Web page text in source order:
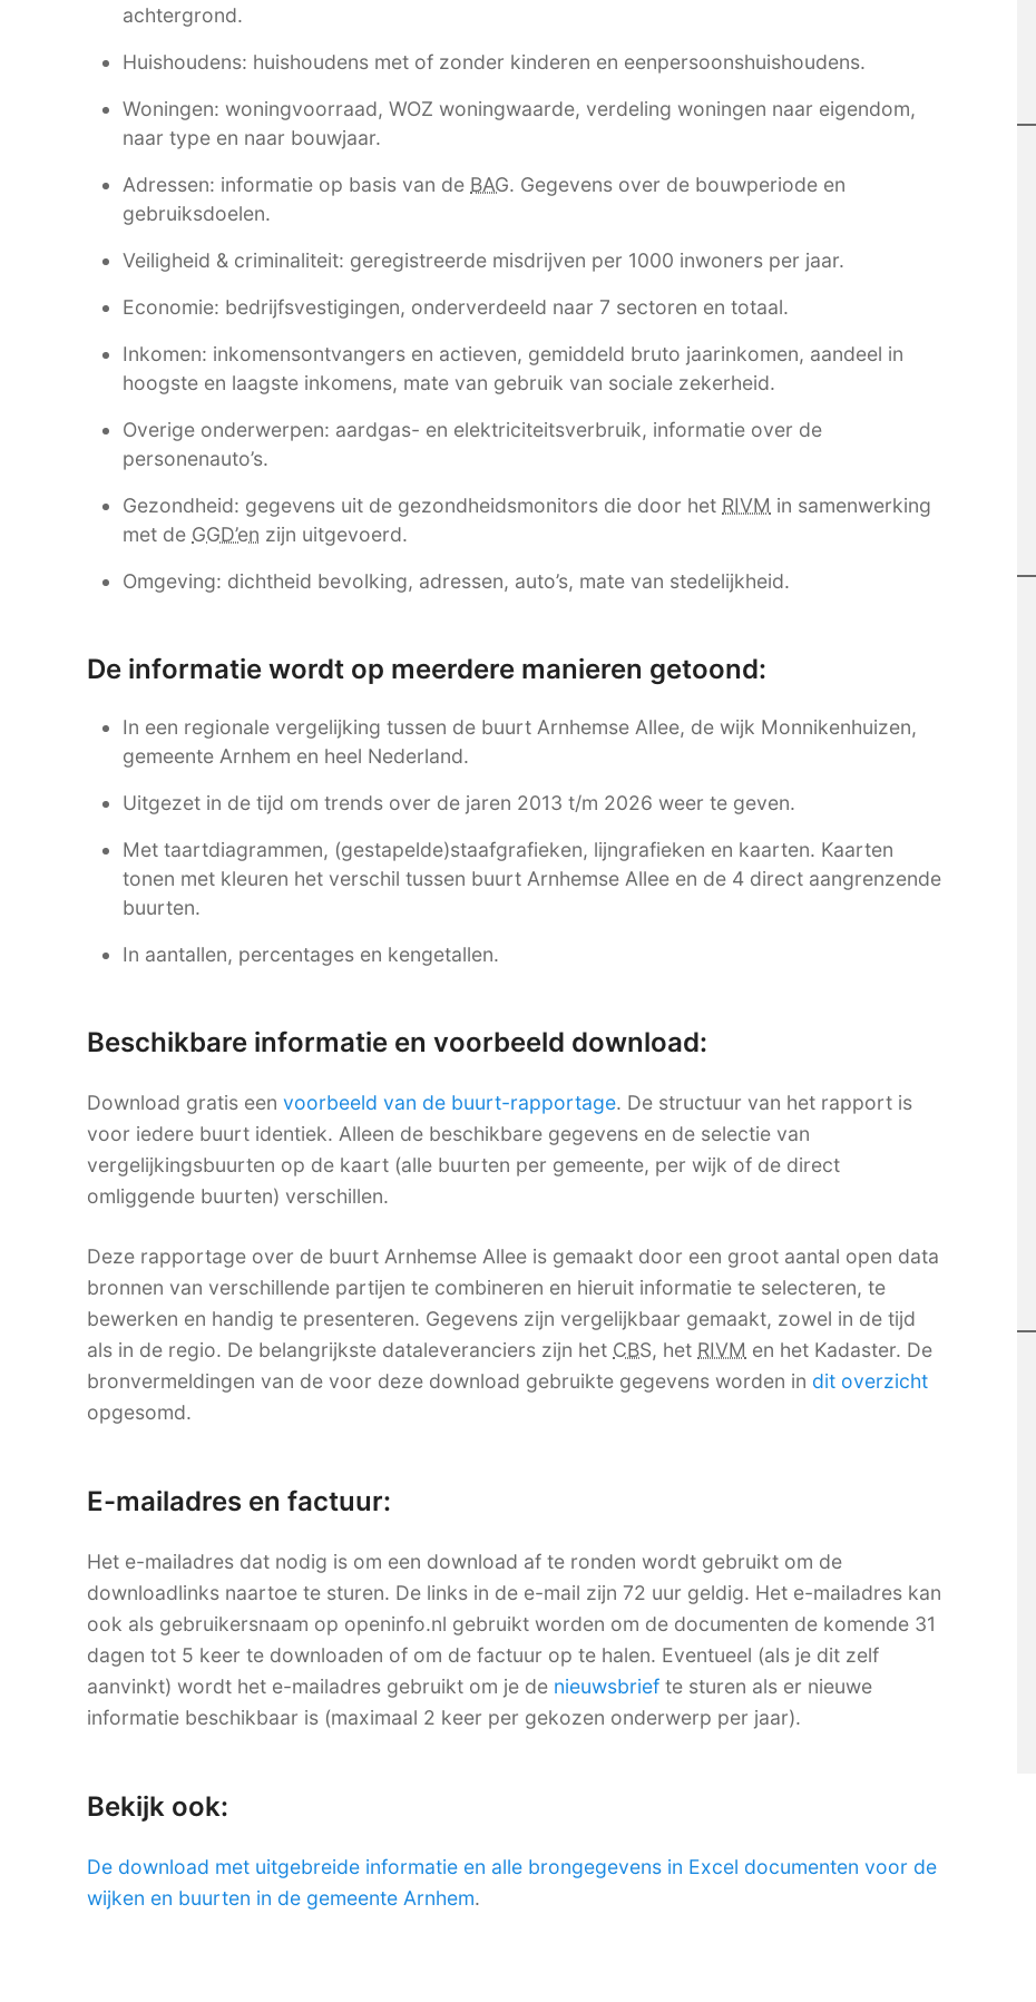
achtergrond.
Huishoudens: huishoudens met of zonder kinderen en eenpersoonshuishoudens.
Woningen: woningvoorraad, WOZ woningwaarde, verdeling woningen naar eigendom,
naar type en naar bouwjaar.
Adressen: informatie op basis van de BAG. Gegevens over de bouwperiode en
gebruiksdoelen.
Veiligheid & criminaliteit: geregistreerde misdrijven per 1000 inwoners per jaar.
Economie: bedrijfsvestigingen, onderverdeeld naar 7 sectoren en totaal.
Inkomen: inkomensontvangers en actieven, gemiddeld bruto jaarinkomen, aandeel in
hoogste en laagste inkomens, mate van gebruik van sociale zekerheid.
Overige onderwerpen: aardgas- en elektriciteitsverbruik, informatie over de
personenauto’s.
Gezondheid: gegevens uit de gezondheidsmonitors die door het RIVM in samenwerking
met de GGD’en zijn uitgevoerd.
Omgeving: dichtheid bevolking, adressen, auto’s, mate van stedelijkheid.
De informatie wordt op meerdere manieren getoond:
In een regionale vergelijking tussen de buurt Arnhemse Allee, de wijk Monnikenhuizen,
gemeente Arnhem en heel Nederland.
Uitgezet in de tijd om trends over de jaren 2013 t/m 2026 weer te geven.
Met taartdiagrammen, (gestapelde)staafgrafieken, lijngrafieken en kaarten. Kaarten
tonen met kleuren het verschil tussen buurt Arnhemse Allee en de 4 direct aangrenzende
buurten.
In aantallen, percentages en kengetallen.
Beschikbare informatie en voorbeeld download:
Download gratis een voorbeeld van de buurt-rapportage. De structuur van het rapport is
voor iedere buurt identiek. Alleen de beschikbare gegevens en de selectie van
vergelijkingsbuurten op de kaart (alle buurten per gemeente, per wijk of de direct
omliggende buurten) verschillen.
Deze rapportage over de buurt Arnhemse Allee is gemaakt door een groot aantal open data
bronnen van verschillende partijen te combineren en hieruit informatie te selecteren, te
bewerken en handig te presenteren. Gegevens zijn vergelijkbaar gemaakt, zowel in de tijd
als in de regio. De belangrijkste dataleveranciers zijn het CBS, het RIVM en het Kadaster. De
bronvermeldingen van de voor deze download gebruikte gegevens worden in dit overzicht
opgesomd.
E-mailadres en factuur:
Het e-mailadres dat nodig is om een download af te ronden wordt gebruikt om de
downloadlinks naartoe te sturen. De links in de e-mail zijn 72 uur geldig. Het e-mailadres kan
ook als gebruikersnaam op openinfo.nl gebruikt worden om de documenten de komende 31
dagen tot 5 keer te downloaden of om de factuur op te halen. Eventueel (als je dit zelf
aanvinkt) wordt het e-mailadres gebruikt om je de nieuwsbrief te sturen als er nieuwe
informatie beschikbaar is (maximaal 2 keer per gekozen onderwerp per jaar).
Bekijk ook:
De download met uitgebreide informatie en alle brongegevens in Excel documenten voor de
wijken en buurten in de gemeente Arnhem.